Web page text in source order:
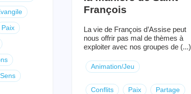
Paix
Sens
François
La vie de François d’Assise peut
nous offrir pas mal de thèmes à
exploiter avec nos groupes de (...)
Animation/Jeu
Conflits Paix Partage